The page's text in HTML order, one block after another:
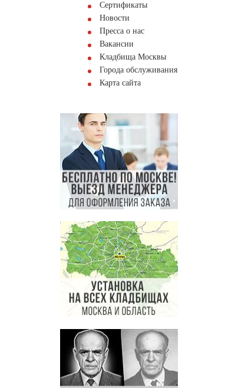
Сертификаты
Новости
Пресса о нас
Вакансии
Кладбища Москвы
Города обслуживания
Карта сайта